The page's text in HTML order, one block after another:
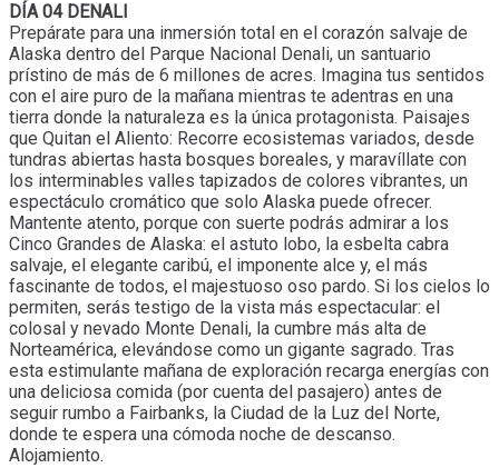
DÍA 04 DENALI
Prepárate para una inmersión total en el corazón salvaje de
Alaska dentro del Parque Nacional Denali, un santuario
prístino de más de 6 millones de acres. Imagina tus sentidos
con el aire puro de la mañana mientras te adentras en una
tierra donde la naturaleza es la única protagonista. Paisajes
que Quitan el Aliento: Recorre ecosistemas variados, desde
tundras abiertas hasta bosques boreales, y maravíllate con
los interminables valles tapizados de colores vibrantes, un
espectáculo cromático que solo Alaska puede ofrecer.
Mantente atento, porque con suerte podrás admirar a los
Cinco Grandes de Alaska: el astuto lobo, la esbelta cabra
salvaje, el elegante caribú, el imponente alce y, el más
fascinante de todos, el majestuoso oso pardo. Si los cielos lo
permiten, serás testigo de la vista más espectacular: el
colosal y nevado Monte Denali, la cumbre más alta de
Norteamérica, elevándose como un gigante sagrado. Tras
esta estimulante mañana de exploración recarga energías con
una deliciosa comida (por cuenta del pasajero) antes de
seguir rumbo a Fairbanks, la Ciudad de la Luz del Norte,
donde te espera una cómoda noche de descanso.
Alojamiento.